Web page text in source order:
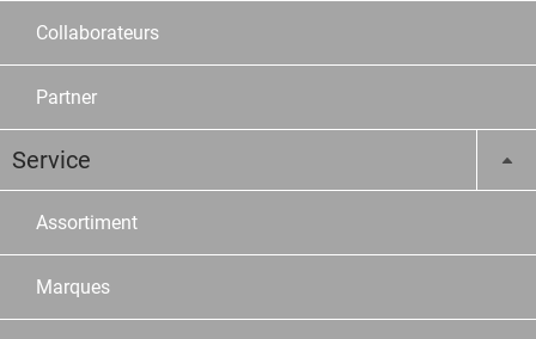
Collaborateurs
Partner
Service
Assortiment
Marques